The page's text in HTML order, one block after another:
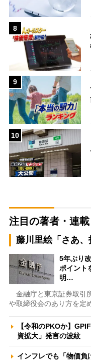
8
9
10
注目の著者・連載
藤川里絵「さあ、
5年ぶり
ポイント
明…
金融庁と東京証券取引
や取締役会のあり方を定
【令和のPKOか】
資拡大」発言の波紋
インフレでも「物価負